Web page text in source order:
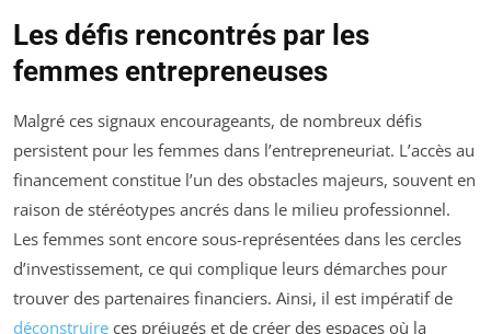
Les défis rencontrés par les
femmes entrepreneuses
Malgré ces signaux encourageants, de nombreux défis
persistent pour les femmes dans l’entrepreneuriat. L’accès au
financement constitue l’un des obstacles majeurs, souvent en
raison de stéréotypes ancrés dans le milieu professionnel.
Les femmes sont encore sous-représentées dans les cercles
d’investissement, ce qui complique leurs démarches pour
trouver des partenaires financiers. Ainsi, il est impératif de
déconstruire ces préjugés et de créer des espaces où la